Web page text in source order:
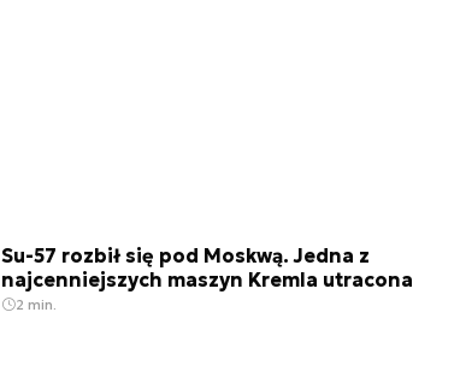
Su-57 rozbił się pod Moskwą. Jedna z
najcenniejszych maszyn Kremla utracona
2 min.